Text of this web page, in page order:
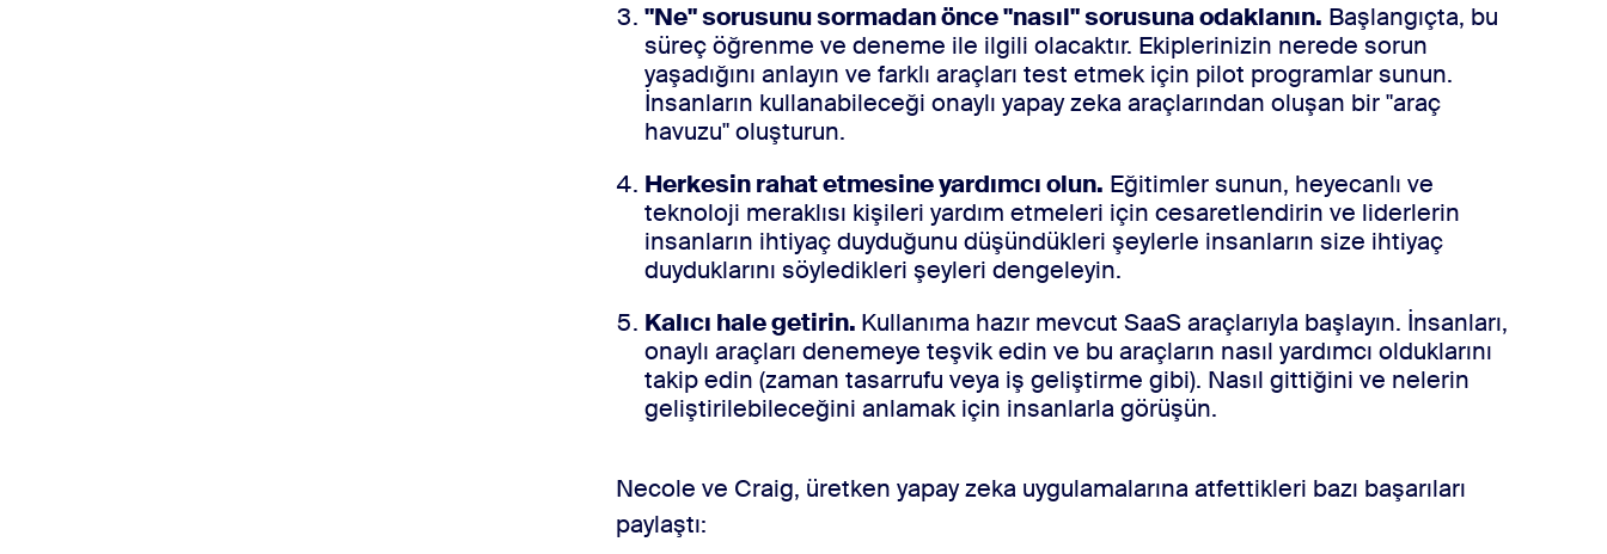
"Ne" sorusunu sormadan önce "nasıl" sorusuna odaklanın. Başlangıçta, bu
süreç öğrenme ve deneme ile ilgili olacaktır. Ekiplerinizin nerede sorun
yaşadığını anlayın ve farklı araçları test etmek için pilot programlar sunun.
İnsanların kullanabileceği onaylı yapay zeka araçlarından oluşan bir "araç
havuzu" oluşturun.
Herkesin rahat etmesine yardımcı olun. Eğitimler sunun, heyecanlı ve
teknoloji meraklısı kişileri yardım etmeleri için cesaretlendirin ve liderlerin
insanların ihtiyaç duyduğunu düşündükleri şeylerle insanların size ihtiyaç
duyduklarını söyledikleri şeyleri dengeleyin.
Kalıcı hale getirin. Kullanıma hazır mevcut SaaS araçlarıyla başlayın. İnsanları,
onaylı araçları denemeye teşvik edin ve bu araçların nasıl yardımcı olduklarını
takip edin (zaman tasarrufu veya iş geliştirme gibi). Nasıl gittiğini ve nelerin
geliştirilebileceğini anlamak için insanlarla görüşün.
Necole ve Craig, üretken yapay zeka uygulamalarına atfettikleri bazı başarıları
paylaştı: